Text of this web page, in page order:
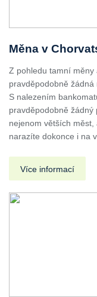
Měna v
Z pohledu tamní
pravděpodobně
S nalezením
pravděpodobně
nejenom větších
narazíte dokonce i na
Více informací